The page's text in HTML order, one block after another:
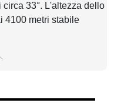
33°. L'altezza dello
4100 metri stabile